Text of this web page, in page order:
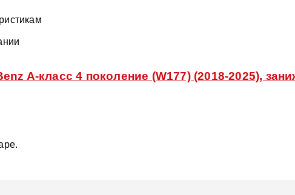
A-класс 4 поколение (W177) (2018-2025),